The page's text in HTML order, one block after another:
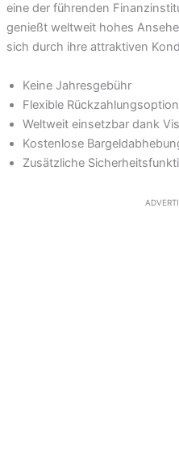
eine der führenden
genießt weltweit hohes
sich durch ihre attraktiven
Keine Jahresgebühr
Flexible
Weltweit einsetzbar dank
Kostenlose
Zusätzliche